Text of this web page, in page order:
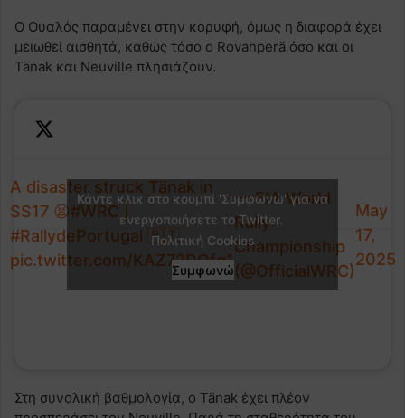
Ο Ουαλός παραμένει στην κορυφή, όμως η διαφορά έχει
μειωθεί αισθητά, καθώς τόσο ο Rovanperä όσο και οι
Tänak και Neuville πλησιάζουν.
A disaster struck Tänak in
SS17 😫#WRC
#RallydePortugal 🇵🇹
pic.twitter.com/KAZ72DQfg1
— FIA World
Rally
Championship
(@OfficialWRC)
May
17,
2025
Κάντε κλικ στο κουμπί 'Συμφωνώ' για να
ενεργοποιήσετε το Twitter.
Πολιτική Cookies
Συμφωνώ
Στη συνολική βαθμολογία, ο Tänak έχει πλέον